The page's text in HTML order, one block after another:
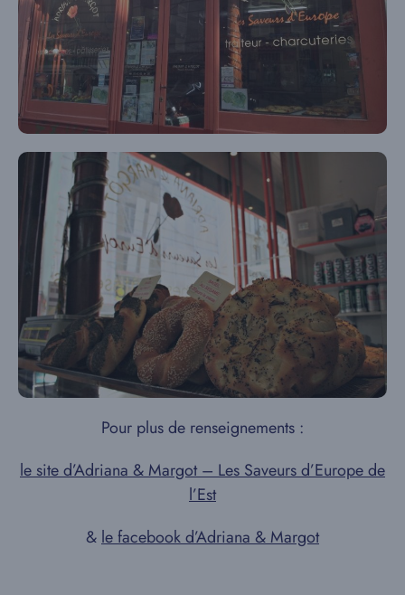
Pour plus de renseignements :
le site d’Adriana & Margot – Les Saveurs d’Europe de
l’Est
& le facebook d’Adriana & Margot